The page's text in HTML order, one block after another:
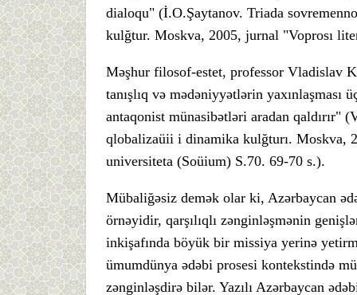
dialoqu" (İ.O.Şaytanov. Triada
kulğtur. Moskva, 2005, jurnal "Voprosı
Məşhur filosof-estet, professor Vladislav
tanışlıq və mədəniyyətlərin yaxınlaşması
antaqonist münasibətləri aradan qaldırır"
qlobalizaüii i dinamika kulğturı. Moskva,
universiteta (Soüium) S.70. 69-70 s.).
Mübaliğəsiz demək olar ki, Azərbaycan
örnəyidir, qarşılıqlı zənginləşmənin
inkişafında böyük bir missiya yerinə
ümumdünya ədəbi prosesi kontekstində
zənginləşdirə bilər. Yazılı Azərbaycan